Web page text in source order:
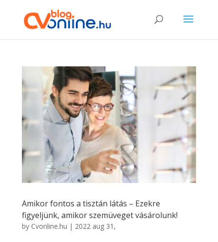
Amikor fontos a tisztán látás – Ezekre
figyeljünk, amikor szemüveget vásárolunk!
by Cvonline.hu | 2022 aug 31,